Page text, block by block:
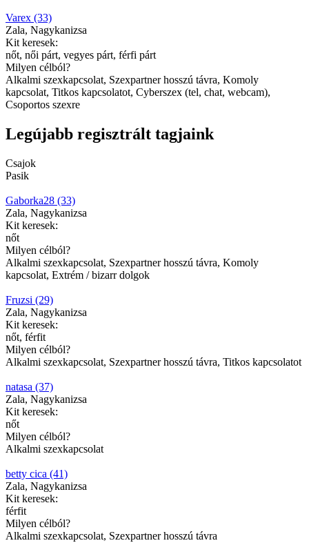
Varex (33)
Zala, Nagykanizsa
Kit keresek:
nőt, női párt, vegyes párt, férfi párt
Milyen célból?
Alkalmi szexkapcsolat, Szexpartner hosszú távra, Komoly
kapcsolat, Titkos kapcsolatot, Cyberszex (tel, chat, webcam),
Csoportos szexre
Legújabb regisztrált tagjaink
Csajok
Pasik
Gaborka28 (33)
Zala, Nagykanizsa
Kit keresek:
nőt
Milyen célból?
Alkalmi szexkapcsolat, Szexpartner hosszú távra, Komoly
kapcsolat, Extrém / bizarr dolgok
Fruzsi (29)
Zala, Nagykanizsa
Kit keresek:
nőt, férfit
Milyen célból?
Alkalmi szexkapcsolat, Szexpartner hosszú távra, Titkos kapcsolatot
natasa (37)
Zala, Nagykanizsa
Kit keresek:
nőt
Milyen célból?
Alkalmi szexkapcsolat
betty cica (41)
Zala, Nagykanizsa
Kit keresek:
férfit
Milyen célból?
Alkalmi szexkapcsolat, Szexpartner hosszú távra